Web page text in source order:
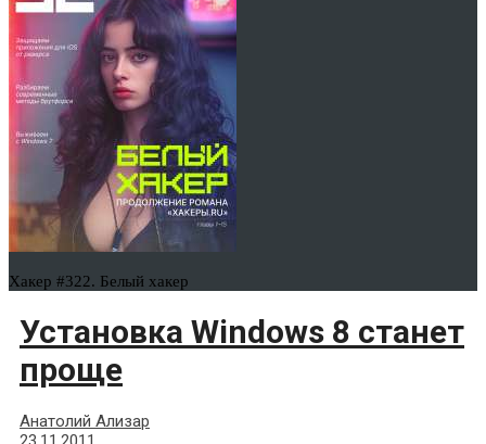
Хакер #322. Белый хакер
Установка Windows 8 станет
проще
Анатолий Ализар